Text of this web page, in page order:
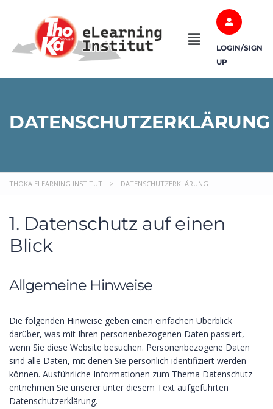
LOGIN/SIGN
UP
DATENSCHUTZERKLÄRUNG
THOKA ELEARNING INSTITUT > DATENSCHUTZERKLÄRUNG
1. Datenschutz auf einen
Blick
Allgemeine Hinweise
Die folgenden Hinweise geben einen einfachen Überblick
darüber, was mit Ihren personenbezogenen Daten passiert,
wenn Sie diese Website besuchen. Personenbezogene Daten
sind alle Daten, mit denen Sie persönlich identifiziert werden
können. Ausführliche Informationen zum Thema Datenschutz
entnehmen Sie unserer unter diesem Text aufgeführten
Datenschutzerklärung.